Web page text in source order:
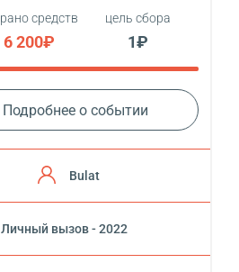
средств
6 200₽
цель сбора
1₽
Подробнее о событии
Bulat
Личный вызов - 2022